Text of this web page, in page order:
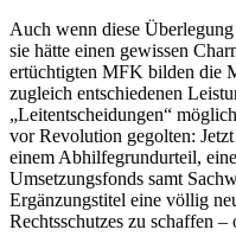
Auch wenn diese
sie hätte einen gewissen
ertüchtigten MFK bilden die
zugleich entschiedenen
„Leitentscheidungen“
vor Revolution gegolten:
einem Abhilfegrundurteil,
Umsetzungsfonds samt
Ergänzungstitel eine völlig
Rechtsschutzes zu schaffen